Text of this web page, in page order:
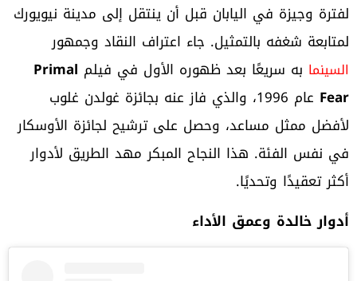
لفترة وجيزة في اليابان قبل أن ينتقل إلى مدينة نيويورك
لمتابعة شغفه بالتمثيل. جاء اعتراف النقاد وجمهور
السينما به سريعًا بعد ظهوره الأول في فيلم Primal
Fear
عام 1996، والذي فاز عنه بجائزة غولدن غلوب
لأفضل ممثل مساعد، وحصل على ترشيح لجائزة الأوسكار
في نفس الفئة. هذا النجاح المبكر مهد الطريق لأدوار
أكثر تعقيدًا وتحديًا.
أدوار خالدة وعمق الأداء